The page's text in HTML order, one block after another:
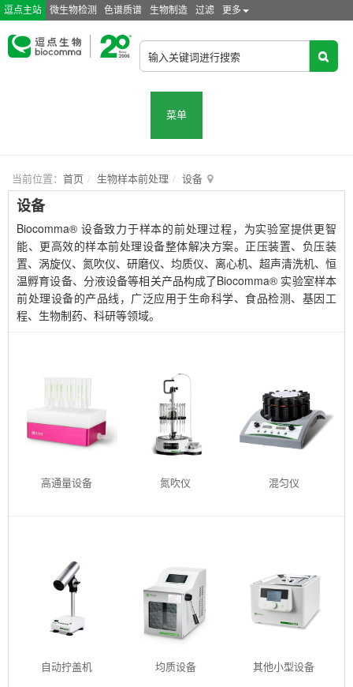
逗点主站 微生物检测 色谱质谱 生物制造 过滤 更多
菜单
当前位置： 首页 生物样本前处理 设备
设备
Biocomma® 设备致力于样本的前处理过程，为实验室提供更智
能、更高效的样本前处理设备整体解决方案。正压装置、负压装
置、涡旋仪、氮吹仪、研磨仪、均质仪、离心机、超声清洗机、恒
温孵育设备、分液设备等相关产品构成了Biocomma® 实验室样本
前处理设备的产品线，广泛应用于生命科学、食品检测、基因工
程、生物制药、科研等领域。
高通量设备 氮吹仪 混匀仪
自动拧盖机 均质设备 其他小型设备